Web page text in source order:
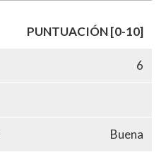
PUNTUACIÓN [0-10]
6
Buena